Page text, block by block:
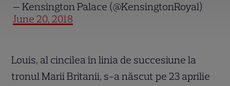
— Kensington Palace (@KensingtonRoyal)
June 20, 2018
Louis, al cincilea în linia de succesiune la
tronul Marii Britanii, s-a născut pe 23 aprilie